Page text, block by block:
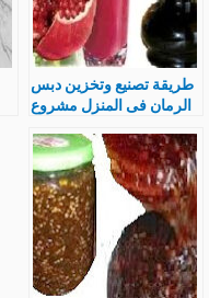
طريقة تصنيع وتخزين دبس
الرمان فى المنزل مشروع